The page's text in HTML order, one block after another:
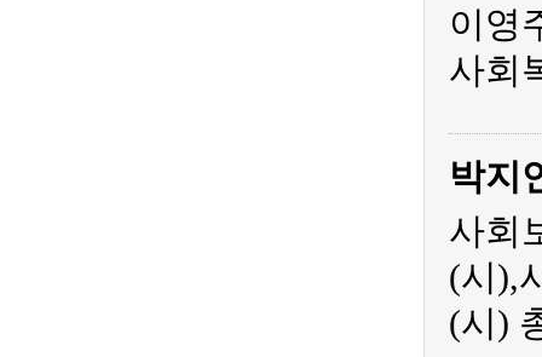
이영
사회
박지
사회
(시),
(시)